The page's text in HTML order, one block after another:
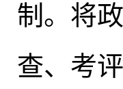
制 。 将
查、考